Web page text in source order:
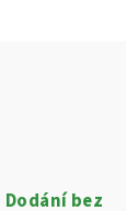
Dodání bez